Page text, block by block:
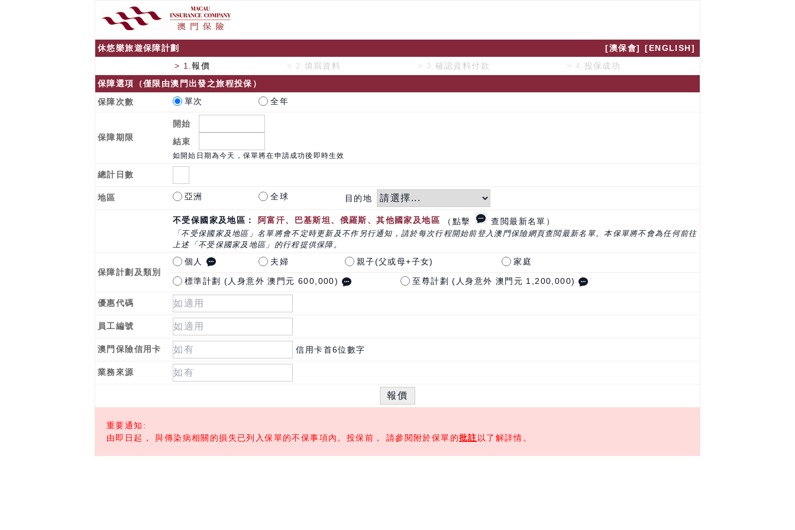
休悠樂旅遊保障計劃 [ENGLISH]
[澳保會]
> 1.報價 > 2. 填寫資料 > 3. 確認資料付款 > 4. 投保成功
保障選項（僅限由澳門出發之旅程投保）
保障次數
單次 全年
保障期限
開始
結束
如開始日期為今天，保單將在申請成功後即時生效
總計日數
地區 亞洲 全球 目的地
不受保國家及地區： 阿富汗、巴基斯坦、俄羅斯、其他國家及地區 （點擊 查閲最新名單）
「不受保國家及地區」名單將會不定時更新及不作另行通知，請於每次行程開始前登入澳門保險網頁查閲最新名單。本保單將不會為任何前往
上述「不受保國家及地區」的行程提供保障。
保障計劃及類別
個人 夫婦 親子(父或母+子女) 家庭
標準計劃 (人身意外 澳門元 600,000) 至尊計劃 (人身意外 澳門元 1,200,000)
優惠代碼
員工編號
澳門保險信用卡 信用卡首6位數字
業務來源
重要通知:
由即日起， 與傳染病相關的損失已列入保單的不保事項內。投保前， 請參閱附於保單的批註 以了解詳情。